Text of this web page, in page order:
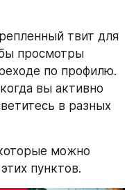
твит для
просмотры
по профилю.
вы активно
в разных
можно
пунктов.